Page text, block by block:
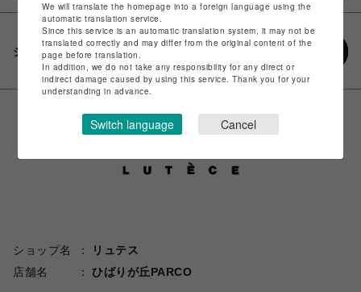
シェアする
ショップ名
リュテス
店舗名
ひばりが丘PARCO
We will translate the homepage into a foreign language using the
automatic translation service.
Since this service is an automatic translation system, it may not be
translated correctly and may differ from the original content of the
page before translation.
In addition, we do not take any responsibility for any direct or
indirect damage caused by using this service. Thank you for your
understanding in advance.
Switch language Cancel